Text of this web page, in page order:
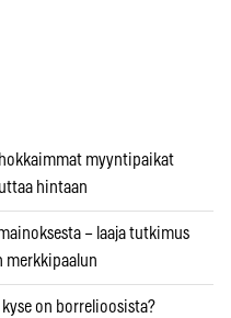
myyntipaikat
hintaan
– laaja tutkimus
merkkipaalun
on borrelioosista?